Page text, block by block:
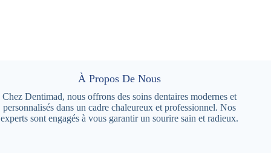
À Propos De Nous
Chez Dentimad, nous offrons des soins dentaires modernes et
personnalisés dans un cadre chaleureux et professionnel. Nos
experts sont engagés à vous garantir un sourire sain et radieux.